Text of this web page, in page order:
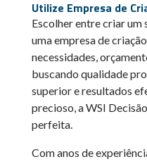
Utilize Empresa de
Escolher entre criar
uma empresa de
necessidades,
buscando qualidade
superior e resultados
precioso, a WSI
perfeita.
Com anos de